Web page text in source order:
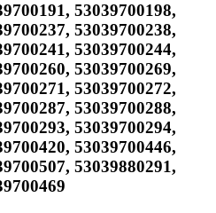
, 53039700198,
, 53039700238,
, 53039700244,
, 53039700269,
, 53039700272,
, 53039700288,
, 53039700294,
, 53039700446,
, 53039880291,